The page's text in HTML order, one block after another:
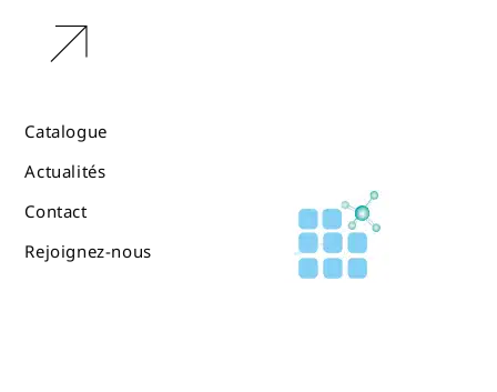
r
Catalogue
Actualités
Contact
Rejoignez-nous